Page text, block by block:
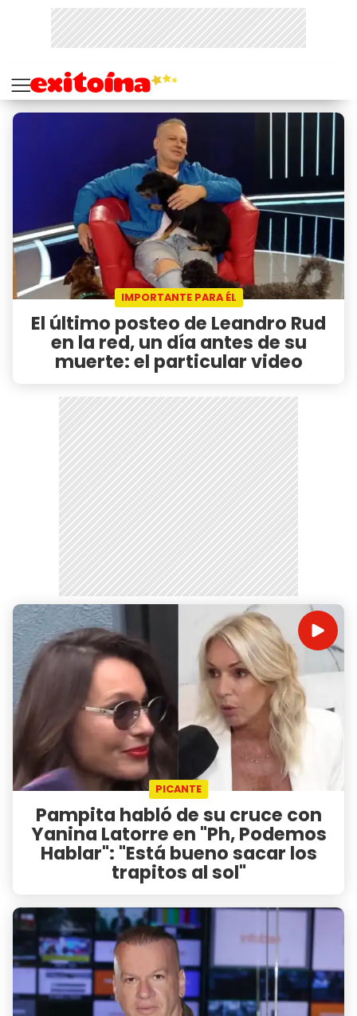
IMPORTANTE PARA ÉL
El último posteo de Leandro Rud
en la red, un día antes de su
muerte: el particular video
PICANTE
Pampita habló de su cruce con
Yanina Latorre en "Ph, Podemos
Hablar": "Está bueno sacar los
trapitos al sol"